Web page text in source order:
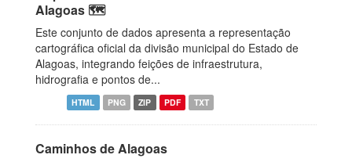
Alagoas 🗺️
Este conjunto de dados apresenta a representação
cartográfica oficial da divisão municipal do Estado de
Alagoas, integrando feições de infraestrutura,
hidrografia e pontos de...
HTML PNG ZIP PDF TXT
Caminhos de Alagoas